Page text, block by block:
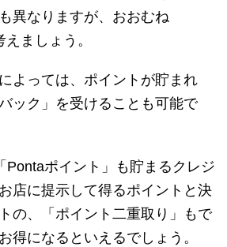
異なりますが、おおむね
ましょう。
よっては、ポイントが貯まれ
ック」を受けることも可能で
Pontaポイント」も貯まるクレジ
店に提示して得るポイントと決
の、「ポイント二重取り」もで
得になるといえるでしょう。